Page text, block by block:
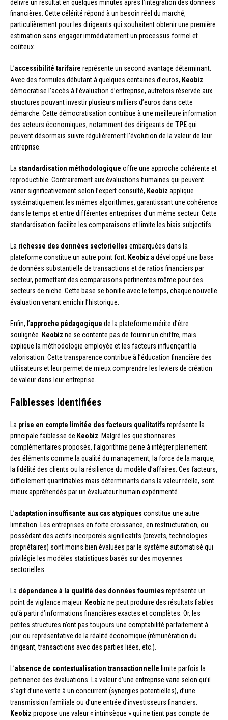
délivre un résultat en quelques minutes après l’intégration des données
financières. Cette célérité répond à un besoin réel du marché,
particulièrement pour les dirigeants qui souhaitent obtenir une première
estimation sans engager immédiatement un processus formel et
coûteux.
L’accessibilité tarifaire représente un second avantage déterminant.
Avec des formules débutant à quelques centaines d’euros, Keobiz
démocratise l’accès à l’évaluation d’entreprise, autrefois réservée aux
structures pouvant investir plusieurs milliers d’euros dans cette
démarche. Cette démocratisation contribue à une meilleure information
des acteurs économiques, notamment des dirigeants de TPEqui
peuvent désormais suivre régulièrement l’évolution de la valeur de leur
entreprise.
La standardisation méthodologique offre une approche cohérente et
reproductible. Contrairement aux évaluations humaines qui peuvent
varier significativement selon l’expert consulté, Keobiz applique
systématiquement les mêmes algorithmes, garantissant une cohérence
dans le temps et entre différentes entreprises d’un même secteur. Cette
standardisation facilite les comparaisons et limite les biais subjectifs.
La richesse des données sectorielles embarquées dans la
plateforme constitue un autre point fort. Keobiz a développé une base
de données substantielle de transactions et de ratios financiers par
secteur, permettant des comparaisons pertinentes même pour des
secteurs de niche. Cette base se bonifie avec le temps, chaque nouvelle
évaluation venant enrichir l’historique.
Enfin, l’approche pédagogique de la plateforme mérite d’être
soulignée.
Keobiz ne se contente pas de fournir un chiffre, mais
explique la méthodologie employée et les facteurs influençant la
valorisation. Cette transparence contribue à l’éducation financière des
utilisateurs et leur permet de mieux comprendre les leviers de création
de valeur dans leur entreprise.
Faiblesses identifiées
La prise en compte limitée des facteurs qualitatifs représente la
principale faiblesse de Keobiz . Malgré les questionnaires
complémentaires proposés, l’algorithme peine à intégrer pleinement
des éléments comme la qualité du management, la force de la marque,
la fidélité des clients ou la résilience du modèle d’affaires. Ces facteurs,
difficilement quantifiables mais déterminants dans la valeur réelle, sont
mieux appréhendés par un évaluateur humain expérimenté.
L’adaptation insuffisante aux cas atypiques constitue une autre
limitation. Les entreprises en forte croissance, en restructuration, ou
possédant des actifs incorporels significatifs (brevets, technologies
propriétaires) sont moins bien évaluées par le système automatisé qui
privilégie les modèles statistiques basés sur des moyennes
sectorielles.
La dépendance à la qualité des données fournies représente un
point de vigilance majeur. Keobiz ne peut produire des résultats fiables
qu’à partir d’informations financières exactes et complètes. Or, les
petites structures n’ont pas toujours une comptabilité parfaitement à
jour ou représentative de la réalité économique (rémunération du
dirigeant, transactions avec des parties liées, etc.).
L’absence de contextualisation transactionnelle limite parfois la
pertinence des évaluations. La valeur d’une entreprise varie selon qu’il
s’agit d’une vente à un concurrent (synergies potentielles), d’une
transmission familiale ou d’une entrée d’investisseurs financiers.
Keobiz propose une valeur « intrinsèque » qui ne tient pas compte de